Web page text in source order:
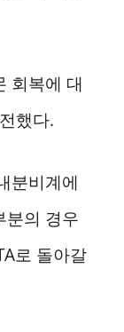
회복에 대
했다.
분비계에
분의 경우
로 돌아갈